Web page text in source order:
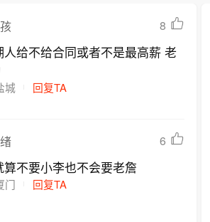
8
给不给合同或者不是最高薪 老
城 回复TA
6
不要小李也不会要老詹
门 回复TA